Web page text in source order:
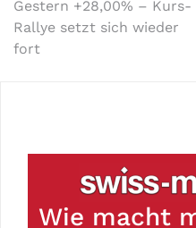
Gestern +28,00% – Kurs-
Rallye setzt sich wieder
fort
Wie macht